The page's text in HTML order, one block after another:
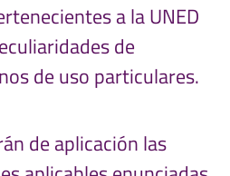
a la UNED
de
de uso particulares.
de aplicación las